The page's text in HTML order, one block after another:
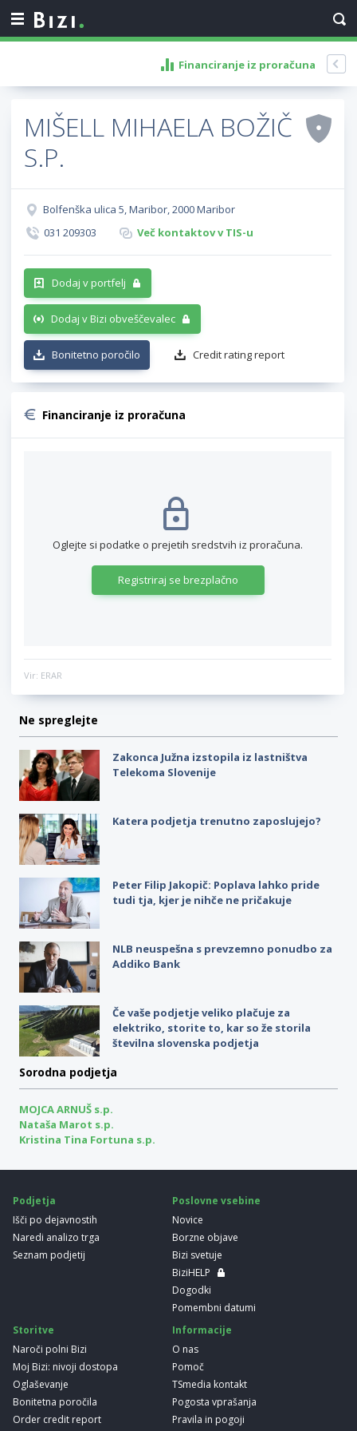
Financiranje iz proračuna
MIŠELL MIHAELA BOŽIČ
S.P.
Bolfenška ulica 5, Maribor, 2000 Maribor
031 209303
Več kontaktov v TIS-u
Dodaj v portfelj
Dodaj v Bizi obveščevalec
Bonitetno poročilo Credit rating report
Financiranje iz proračuna
Oglejte si podatke o prejetih sredstvih iz proračuna.
Registriraj se brezplačno
Vir: ERAR
Ne spreglejte
Zakonca Južna izstopila iz lastništva
Telekoma Slovenije
Katera podjetja trenutno zaposlujejo?
Peter Filip Jakopič: Poplava lahko pride
tudi tja, kjer je nihče ne pričakuje
NLB neuspešna s prevzemno ponudbo za
Addiko Bank
Če vaše podjetje veliko plačuje za
elektriko, storite to, kar so že storila
številna slovenska podjetja
Sorodna podjetja
MOJCA ARNUŠ s.p.
Nataša Marot s.p.
Kristina Tina Fortuna s.p.
Podjetja
Išči po dejavnostih
Naredi analizo trga
Seznam podjetij
Poslovne vsebine
Novice
Borzne objave
Bizi svetuje
BiziHELP
Dogodki
Pomembni datumi
Storitve
Naroči polni Bizi
Moj Bizi: nivoji dostopa
Oglaševanje
Bonitetna poročila
Order credit report
Informacije
O nas
Pomoč
TSmedia kontakt
Pogosta vprašanja
Pravila in pogoji